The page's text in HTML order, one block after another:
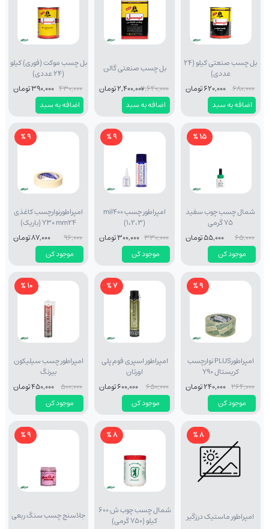
بل چسب صنعتی کیلو (24
عددی)
اضافه به سبد
680,000 620,000 تومان
بل چسب صنعتی گالن
اضافه به سبد
2,640,0002,400,000 تومان
بل چسب موکت (فوری) کیلو
(24 عددی)
اضافه به سبد
430,000 390,000 تومان
15 %
شمال چسب چوب سفید
75 گرمی
موجود کن
65,000 55,000 تومان
9 %
امپراطور چسب mil400
(1،2،3)
موجود کن
330,000 300,000 تومان
9 %
امپراطورنوارچسب کاغذی
Y30 mm24 (باریک)
موجود کن
96,000 87,000 تومان
9 %
امپراطورPLUS نوارچسب
کریستال Y90
موجود کن
264,000 240,000 تومان
7 %
امپراطور اسپری فوم پلی
اورتان
موجود کن
650,000 600,000 تومان
10 %
امپراطور چسب سیلیکون
بیرنگ
موجود کن
500,000 450,000 تومان
8 %
امپراطور ماستیک درزگیر
8 %
شمال چسب چوب ش 600
کیلو (750 گرمی)
9 %
جلاسنج چسب سنگ ربعی